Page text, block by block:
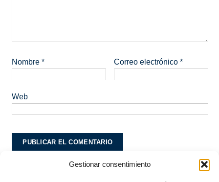
Gestionar consentimiento
Nombre* Correo electrónico*
Web
Este sitio usa Akismet para reducir el spam.